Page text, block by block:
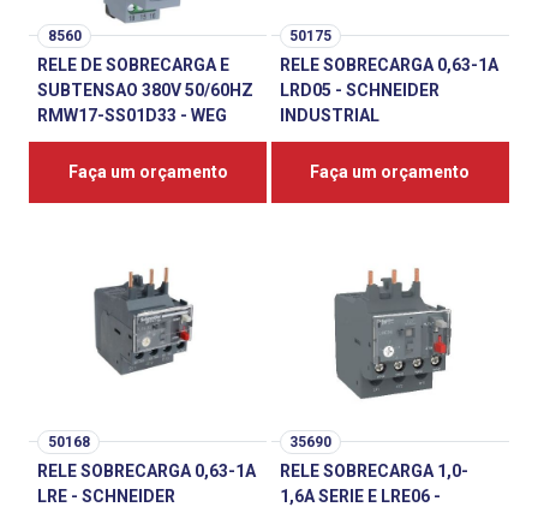
8560
RELE DE SOBRECARGA E
SUBTENSAO 380V 50/60HZ
RMW17-SS01D33 - WEG
Faça um orçamento
50175
RELE SOBRECARGA 0,63-1A
LRD05 - SCHNEIDER
INDUSTRIAL
Faça um orçamento
50168
RELE SOBRECARGA 0,63-1A
LRE - SCHNEIDER
35690
RELE SOBRECARGA 1,0-
1,6A SERIE E LRE06 -